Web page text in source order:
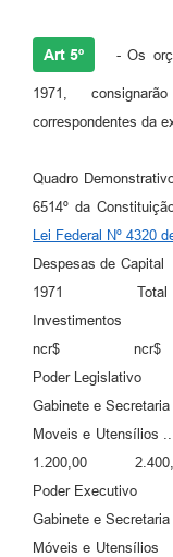
RELATÓRIO
Art 5º - Os
1971,
correspondentes da
Quadro
6514º da
Lei Federal Nº 4320
Despesas
1971 Total
ncr$ ncr$
Poder Legislativo
Gabinete e
Moveis e
1.200,00
Poder Executivo
Gabinete e Secretaria
Móveis e